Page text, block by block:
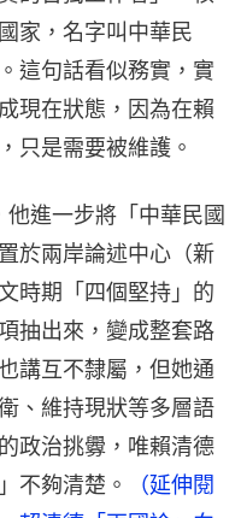
家，名字叫中華民
這句話看似務實，實
現在狀態，因為在賴
只是需要被維護。
進一步將「中華民國
於兩岸論述中心（新
時期「四個堅持」的
抽出來，變成整套路
講互不隸屬，但她通
、維持現狀等多層語
政治挑釁，唯賴清德
不夠清楚。
（延伸閱